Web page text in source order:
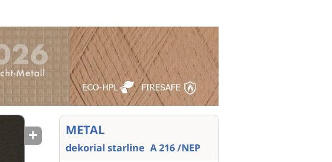
METAL
dekorial starline A 216 /NEP